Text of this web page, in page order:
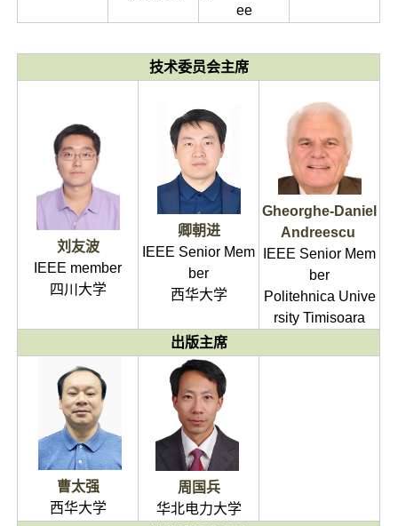
ee
技术委员会主席
刘友波
IEEE member
四川大学
卿朝进
IEEE Senior Mem
ber
西华大学
Gheorghe-Daniel
Andreescu
IEEE Senior Mem
ber
Politehnica Unive
rsity Timisoara
出版主席
曹太强
西华大学
周国兵
华北电力大学